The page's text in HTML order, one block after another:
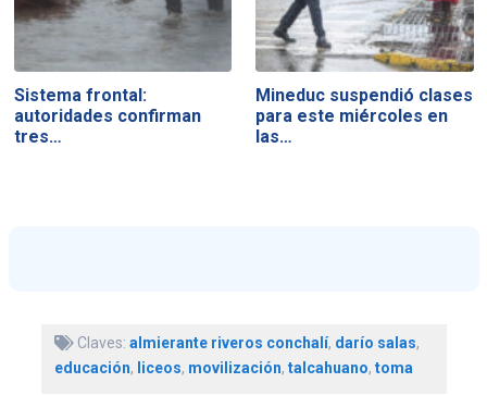
Sistema frontal:
autoridades confirman
tres…
Mineduc suspendió clases
para este miércoles en
las…
Claves: almierante riveros conchalí, darío salas,
educación, liceos, movilización, talcahuano, toma